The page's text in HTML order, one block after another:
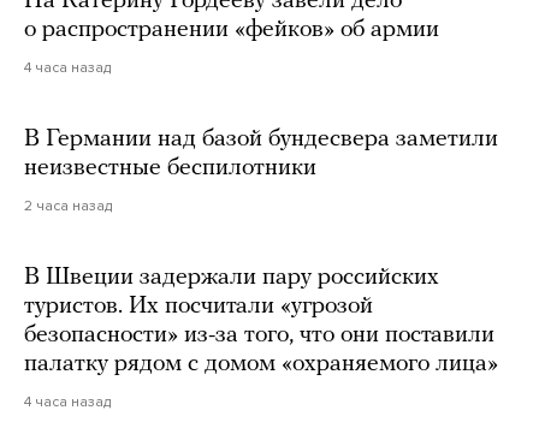
о распространении «фейков» об армии
4 часа назад
В Германии над базой бундесвера заметили
неизвестные беспилотники
2 часа назад
В Швеции задержали пару российских
туристов. Их посчитали «угрозой
безопасности» из-за того, что они поставили
палатку рядом с домом «охраняемого лица»
4 часа назад